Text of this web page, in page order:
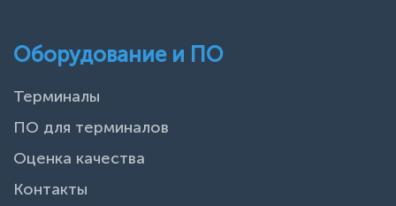
Оборудование и ПО
Терминалы
ПО для терминалов
Оценка качества
Контакты